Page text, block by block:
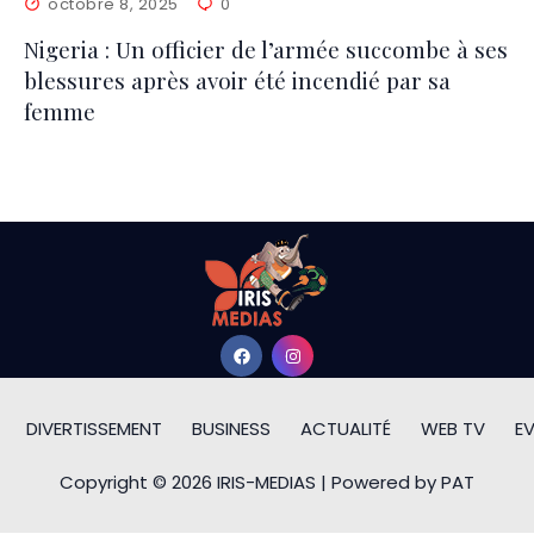
Nigeria : Un officier de l’armée succombe à ses
blessures après avoir été incendié par sa
femme
DIVERTISSEMENT BUSINESS ACTUALITÉ WEB TV
Copyright © 2026 IRIS-MEDIAS | Powered by PAT